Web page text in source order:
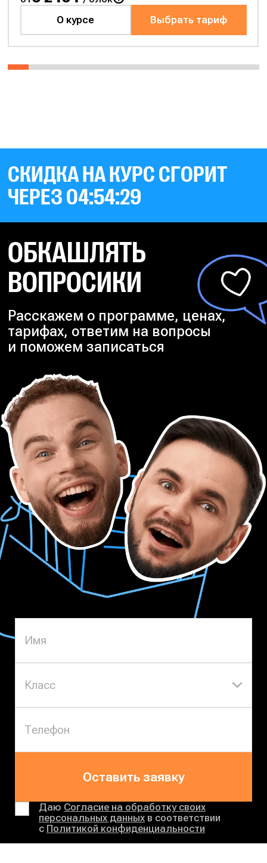
Выбрать тариф
О курсе
СКИДКА НА КУРС СГОРИТ
ЧЕРЕЗ04:54:27
ОБКАШЛЯТЬ
ВОПРОСИКИ
Расскажем о программе, ценах,
тарифах, ответим на вопросы
и поможем записаться
Класс
Оставить заявку
Даю Согласие на обработку своих
персональных данныхв соответствии
с Политикой конфиденциальности